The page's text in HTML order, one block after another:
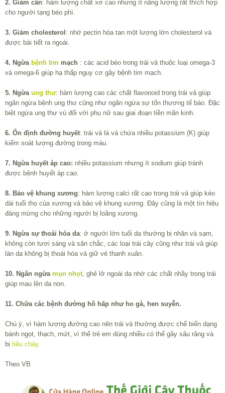
2. Giảm cân: hàm lượng chất xơ cao nhưng ít năng lượng rất thích hợp
cho người tạng béo phì.
3. Giảm cholesterol : nhờ pectin hòa tan một lượng lớn cholesterol và
được bài tiết ra ngoài.
4. Ngừa bệnh tim mạch : các acid béo trong trái vả thuộc loại omega-3
và omega-6 giúp hạ thấp nguy cơ gây bệnh tim mạch.
5. Ngừa ung thư: hàm lượng cao các chất flavonoid trong trái vả giúp
ngăn ngừa bệnh ung thư cũng như ngăn ngừa sự tổn thương tế bào. Đặc
biệt ngừa ung thư vú đối với phụ nữ sau giai đoạn tiền mãn kinh.
6. Ổn định đường huyết: trái và lá vả chứa nhiều potassium (K) giúp
kiểm soát lượng đường trong máu.
7. Ngừa huyết áp cao: nhiều potassium nhưng ít sodium giúp tránh
được bệnh huyết áp cao.
8. Bảo vệ khung xương: hàm lượng calci rất cao trong trái vả giúp kéo
dài tuổi thọ của xương và bảo vệ khung xương. Đây cũng là một tín hiệu
đáng mừng cho những người bị loãng xương.
9. Ngừa sự thoái hóa da: ở người lớn tuổi da thường bị nhăn và sạm,
không còn tươi sáng và săn chắc, các loại trái cây cũng như trái vả giúp
làn da không bị thoái hóa và giữ vẻ thanh xuân.
10. Ngăn ngừa mụn nhọt , ghẻ lở ngoài da nhờ các chất nhầy trong trái
giúp mau lên da non.
11. Chữa các bệnh đường hô hấp như ho gà, hen suyễn.
Chú ý, vì hàm lượng đường cao nên trái vả thường được chế biến dạng
bánh ngọt, thạch, mứt, vì thế trẻ em dùng nhiều có thể gây sâu răng và
bị tiêu chảy.
Theo VB